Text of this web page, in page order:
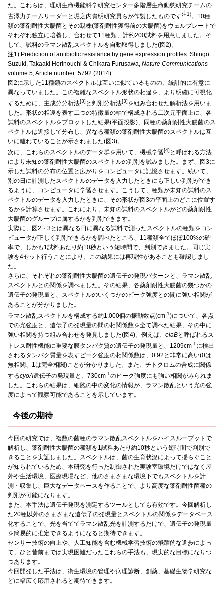
た。これらは、理研生命機能科学研究センター多階層生命動態研究チームの
古澤力チームリーダーと堀之内貴明研究員らが作製したものです注1)。10種
類の薬剤耐性大腸菌とその親株(薬剤耐性獲得前の大腸菌)をウェルプレートで
それぞれ独立に培養し、合わせて11種類、計約200試料を用意しました。そ
して、試料のラマン散乱スペクトルを自動取得しました(図2)。
注1) Prediction of antibiotic resistance by gene expression profiles. Shingo
Suzuki, Takaaki Horinouchi & Chikara Furusawa, Nature Communications
volume 5, Article number: 5792 (2014)
図2に示した11種類のスペクトルは互いに似ているものの、統計的に有意に
異なっていました。この複雑なスペクトル形状の相違を、より明確に可視化
するために、主成分分析法[3] と判別分析法[3]を組み合わせた解析法を用いま
した。形状の相違を表す二つの特徴量の軸で構成される二次元平面上に、各
試料のスペクトルをプロットした結果(平面投影)、同種の薬剤耐性大腸菌のス
ペクトルは近接して分布し、異なる種類の薬剤耐性大腸菌のスペクトルは互
いに離れていることが示されました(図3)。
次に、これらのスペクトルのデータ群を用いて、機械学習[4] と呼ばれる方法
により未知の薬剤耐性大腸菌のスペクトルの判別を試みました。まず、図3に
示した試料の分布の位置と広がりをコンピュータに記憶させます。続いて、
別の日に計測したスペクトルのデータを入力したときにも正しい判別ができ
るように、コンピュータに学習させます。こうして、種類が未知の試料のス
ペクトルのデータを入力したときに、その形状が図3の平面上のどこに位置す
るかを計算させます。これにより、未知の試料のスペクトルがどの薬剤耐性
大腸菌のグループに属するかを判別できます。
実際に、図2・3とは異なる日に異なる試料で測ったスペクトルの種類をコン
ピュータが正しく判別できるかを調べたところ、11種類全てほぼ100%の確
率で、しかも1試料あたり約10秒という短時間で、判別できました。同じ実
験を4セット行うことにより、この結果には再現性があることも確認しまし
た。
さらに、それぞれの薬剤耐性大腸菌の遺伝子の発現パターンと、ラマン散乱
スペクトルとの関係を調べました。その結果、各薬剤耐性大腸菌の幾つかの
遺伝子の発現量と、スペクトルのいくつかのピーク強度との間に強い相関が
あることが分かりました。
ラマン散乱スペクトルを構成する約1,000個の振動数点(cm-1)について、各点
での光強度と、遺伝子の発現量の間の相関係数を全て調べた結果、その中に
強い相関を持つ組み合わせを発見しました(図4)。例えば、 elaBと呼ばれるス
トレス耐性機能に重要な膜タンパク質の遺伝子の発現量と、1209cm-1に検出
されるタンパク質量を表すピーク強度の相関係数は、0.92と非常に高い(0は
無相関、1は完全相関)ことが分かりました。また、チトクロムの合成に関係
するcyoA遺伝子の発現量と、730cm-1のピーク強度にも強い相関がみられま
した。これらの結果は、細胞の中の変化の情報が、ラマン散乱という光の強
度によって観察可能であることを示しています。
今後の期待
今回の研究では、複数の菌種のラマン散乱スペクトルをハイスループットで
解析し、薬剤耐性大腸菌の種類を1試料あたり約10秒という短時間で判別で
きることを実証しました。スペクトルは、菌の生育状況によって揺らぐこと
が知られているため、本研究を行った制御された実験室環境だけではなく屋
外や生活環境、医療現場など、他のさまざまな環境下でもスペクトルを計
測・収集し、巨大なデータベースを作ることで、より高度な薬剤耐性菌種の
判別が可能になります。
また、本手法は遺伝子発現を測定するツールとしても有効です。今回解析し
た20種以外のさまざまな遺伝子の発現量とスペクトルの関係をデータベース
化することで、光を当ててラマン散乱光を計測するだけで、遺伝子の発現量
を簡易的に推定できるようになると期待できます。
センサー技術の向上や、人工知能を含む機械学習技術の飛躍的な進歩によっ
て、ひと昔前までは実現困難だったこれらの手法も、現実的な目標になりつ
つあります。
今回開発した手法は、衛生環境の管理や病理診断、創薬、基礎生物学研究な
どに幅広く応用されると期待できます。